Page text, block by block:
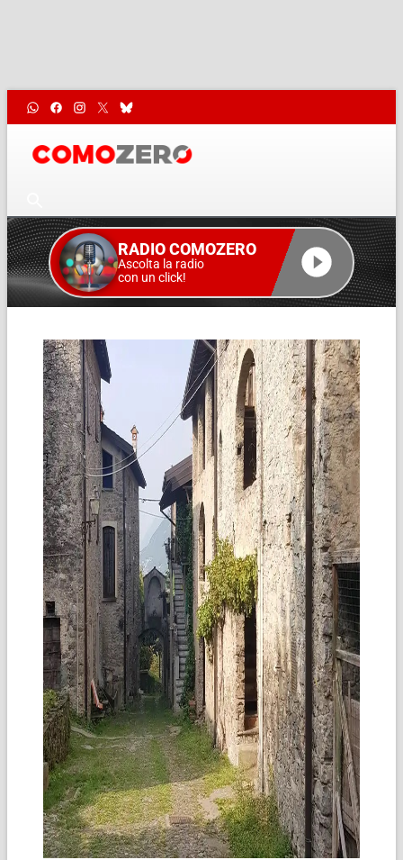
RADIO COMOZERO
Ascolta la radio
con un click!